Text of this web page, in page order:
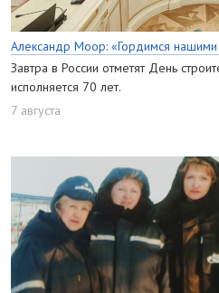
Александр Моор: «Гордимся нашими
Завтра в России отметят День
исполняется 70 лет.
7 августа